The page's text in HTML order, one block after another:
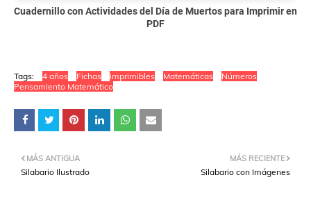
Cuadernillo con Actividades del Día de Muertos para Imprimir en
PDF
Tags: 4 años Fichas imprimibles Matemáticas
Números
Pensamiento Matemático
MÁS RECIENTE
Silabario con Imágenes
MÁS ANTIGUA
Silabario Ilustrado